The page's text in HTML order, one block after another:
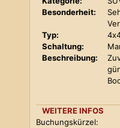
Besonderheit:
Typ:
Schaltung:
Beschreibung:
WEITERE INFOS
Buchungskürzel: